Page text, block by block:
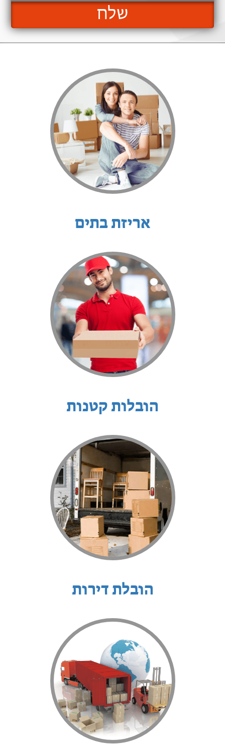
שלח
אריזת בתים
הובלות קטנות
הובלת דירות